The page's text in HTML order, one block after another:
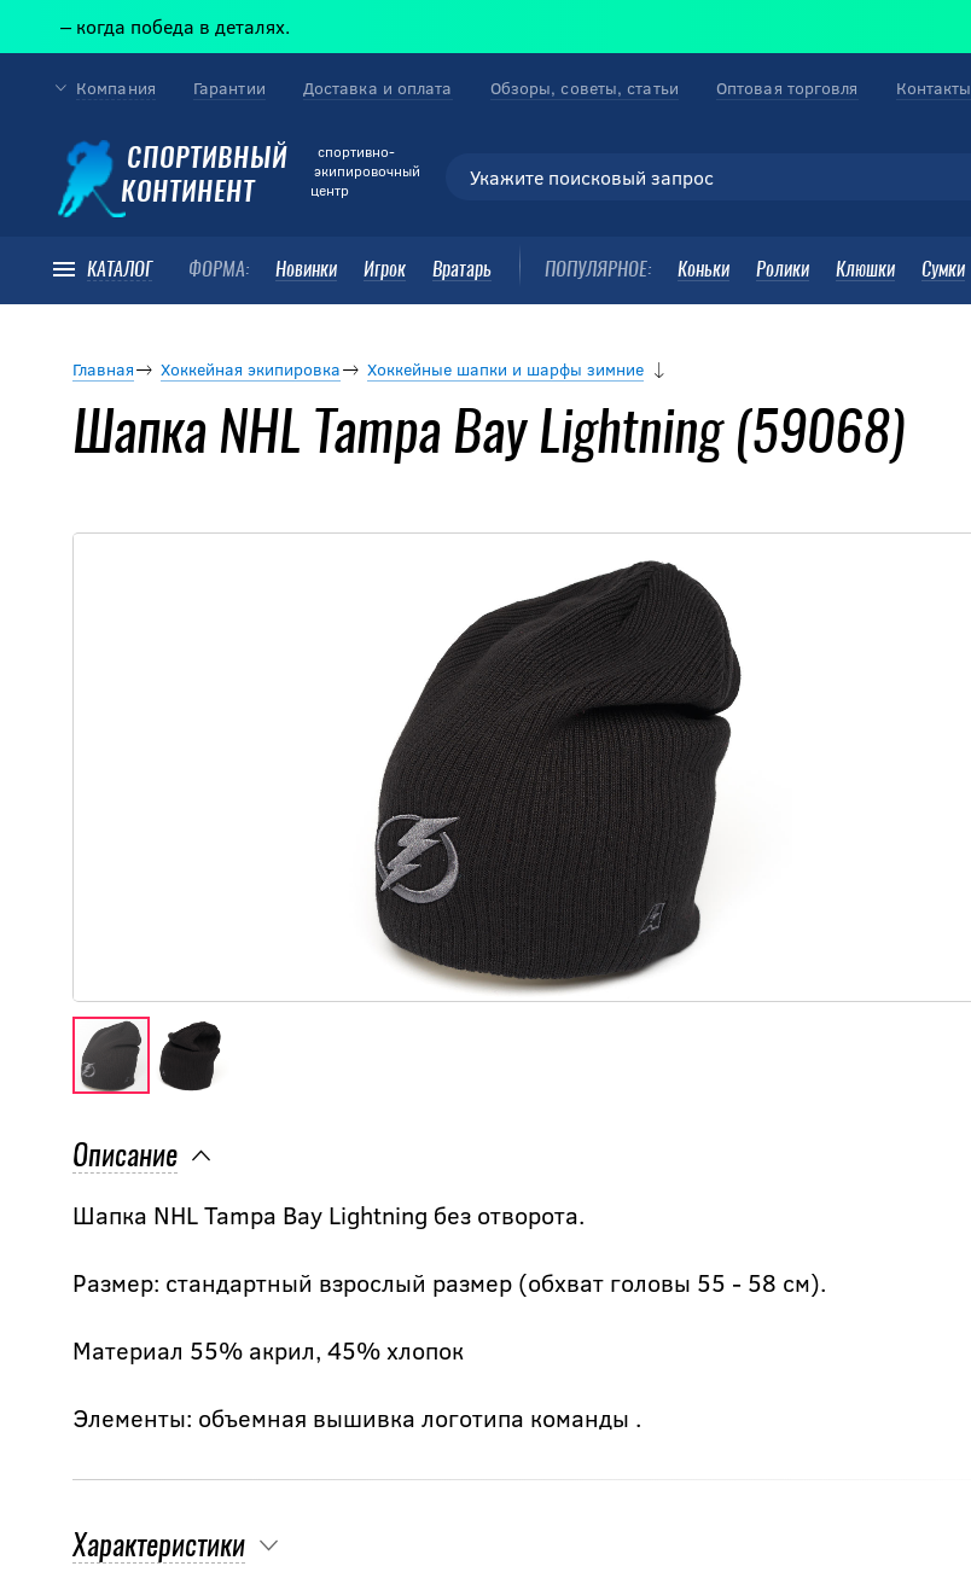
победа в деталях.
СПОРТИВНЫЙ
КОНТИНЕНТ
cпортивно-
экипировочный
центр
КАТАЛОГ ФОРМА: Новинки Игрок Вратарь ПОПУЛЯРНОЕ: Коньки Ролики Клюшки Сумки
Компания Гарантии Доставка и оплата Обзоры, советы, статьи Оптовая торговля Контакты
Главная Хоккейная экипировка Хоккейные шапки и шарфы зимние
Шапка NHL Tampa Bay Lightning (59068)
Описание
Шапка NHL Tampa Bay Lightning без отворота.
Размер: стандартный взрослый размер (обхват головы 55 - 58 см).
Материал 55% акрил, 45% хлопок
Элементы: объемная вышивка логотипа команды .
Характеристики